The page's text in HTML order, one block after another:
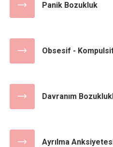
Panik Bozukluk
Obsesif -
Davranım
Ayrılma